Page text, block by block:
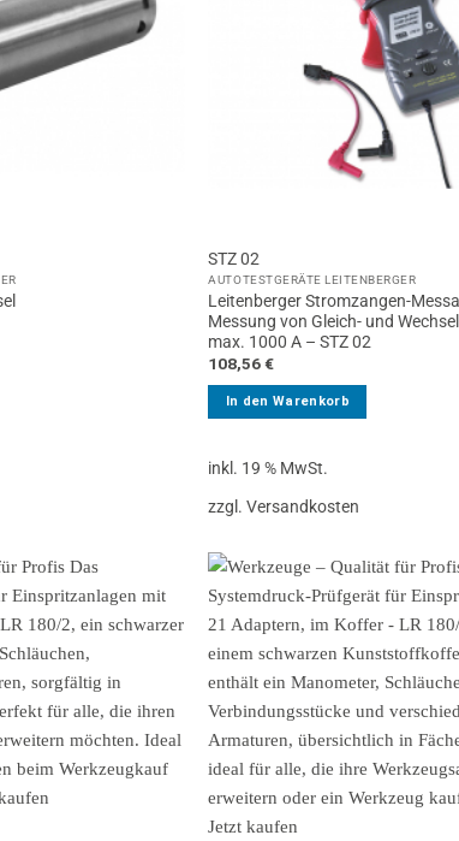
STZ 02
AUTOTESTGERÄTE LEITENBERGER
Leitenberger Stromzangen-
Messung von Gleich- und
max. 1000 A – STZ 02
108,56€
In den Warenkorb
inkl. 19 % MwSt.
zzgl. Versandkosten